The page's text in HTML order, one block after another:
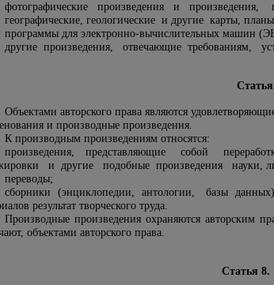
фотографические произведения и произведения,
географические, геологические и другие карты,
программы для электронно-вычислительных машин
другие произведения, отвечающие требованиям,
Объектами авторского права являются
и производные произведения.
К производным произведениям относятся:
произведения, представляющие собой
и другие подобные произведения науки,
переводы;
сборники (энциклопедии, антологии, базы
результат творческого труда.
Производные произведения охраняются авторским
объектами авторского права.
Статья 8.